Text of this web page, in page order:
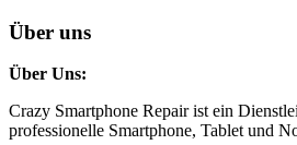
Über uns
Über Uns:
Crazy Smartphone Repair ist ein
professionelle Smartphone, Tablet und